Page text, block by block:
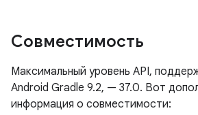
Совместимость
Максимальный уровень API,
Android Gradle 9.2, — 37.0. Вот
информация о совместимости: